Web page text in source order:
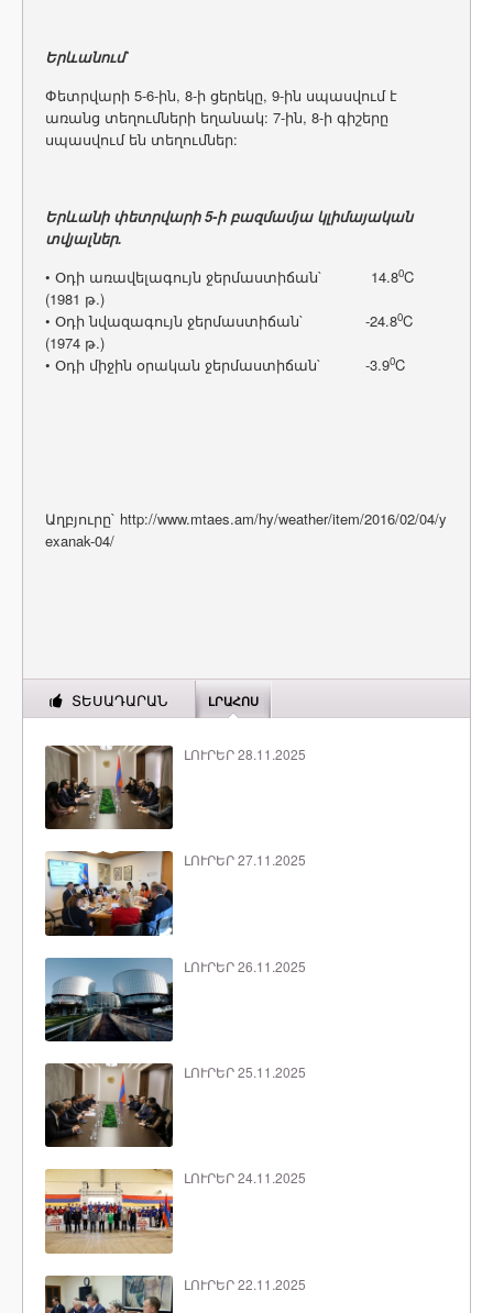
Երևանում`
Փետրվարի 5-6-ին, 8-ի ցերեկը, 9-ին սպասվում է
առանց տեղումների եղանակ: 7-ին, 8-ի գիշերը
սպասվում են տեղումներ:
Երևանի փետրվարի 5-ի բազմամյա կլիմայական
տվյալներ.
• Օդի առավելագույն ջերմաստիճան` 14.80C
(1981 թ.)
• Օդի նվազագույն ջերմաստիճան` -24.80C
(1974 թ.)
• Օդի միջին օրական ջերմաստիճան` -3.90C
Աղբյուրը` http://www.mtaes.am/hy/weather/item/2016/02/04/y
exanak-04/
ՏԵՍԱԴԱՐԱՆ ԼՐԱՀՈՍ
ԼՈՒՐԵՐ 28.11.2025
ԼՈՒՐԵՐ 27.11.2025
ԼՈՒՐԵՐ 26.11.2025
ԼՈՒՐԵՐ 25.11.2025
ԼՈՒՐԵՐ 24.11.2025
ԼՈՒՐԵՐ 22.11.2025